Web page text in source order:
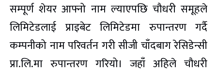
सम्पूर्ण शेयर आफ्नो नाम ल्याएपछि चौधरी समूहले
लिमिटेडलाई प्राइबेट लिमिटेडमा रुपान्तरण गर्दै
कम्पनीको नाम परिवर्तन गरी सीजी चाँदबाग रेसिडेन्सी
प्रा.लि.मा रुपान्तरण गरियो। जहाँ अहिले चौधरी